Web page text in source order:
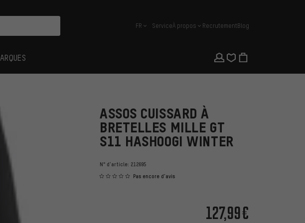
français
FR ServiceÀ propos RecrutementBlog
ASSOS CUISSARD À
BRETELLES MILLE GT
S11 HASHOOGI WINTER
N° d'article: 212695
Pas encore d'avis
127,99€